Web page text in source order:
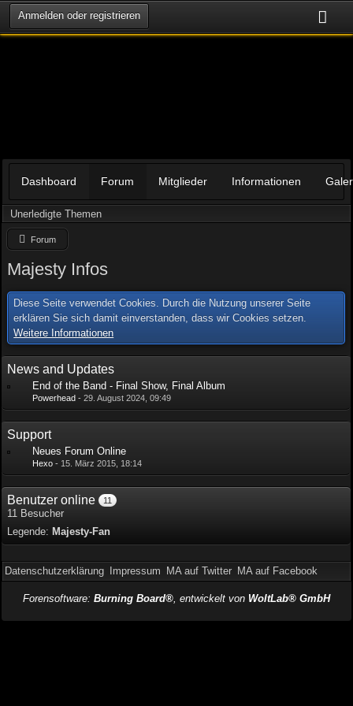
Anmelden oder registrieren
Dashboard Forum Mitglieder Informationen
Unerledigte Themen
Forum
Majesty Infos
Diese Seite verwendet Cookies. Durch die Nutzung unserer Seite
erklären Sie sich damit einverstanden, dass wir Cookies setzen.
Weitere Informationen
News and Updates
End of the Band - Final Show, Final Album
Powerhead -29. August 2024, 09:49
Support
Neues Forum Online
Hexo - 15. März 2015, 18:14
Benutzer online 11
11 Besucher
Legende: Majesty-Fan
Datenschutzerklärung Impressum MA auf Twitter MA auf Facebook
Forensoftware: Burning Board®, entwickelt von WoltLab® GmbH